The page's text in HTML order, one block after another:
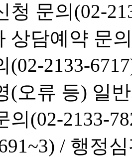
청 문의(02-
상담예약 문
(02-2133-
(오류 등) 일
의(02-2133-
/ 행정심